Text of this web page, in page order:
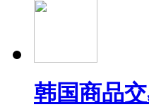
韩国商品